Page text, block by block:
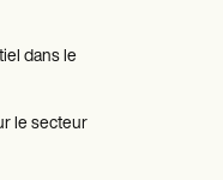
dans le
le secteur